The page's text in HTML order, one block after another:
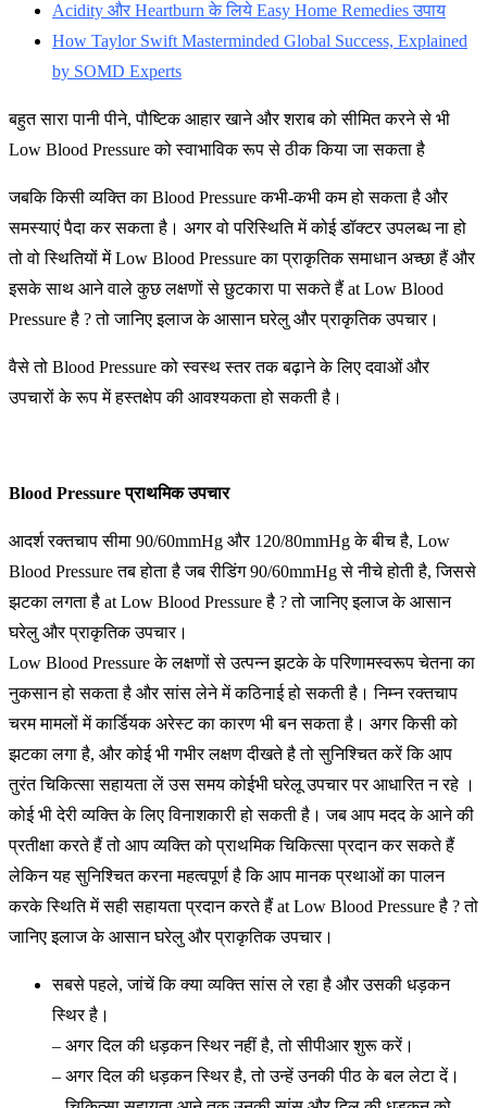
Acidity और Heartburn के लिये Easy Home Remedies उपाय
How Taylor Swift Masterminded Global Success, Explained
by SOMD Experts
बहुत सारा पानी पीने, पौष्टिक आहार खाने और शराब को सीमित करने से भी
Low Blood Pressure को स्वाभाविक रूप से ठीक किया जा सकता है
जबकि किसी व्यक्ति का Blood Pressure कभी-कभी कम हो सकता है और
समस्याएं पैदा कर सकता है। अगर वो परिस्थिति में कोई डॉक्टर उपलब्ध ना हो
तो वो स्थितियों में Low Blood Pressure का प्राकृतिक समाधान अच्छा हैं और
इसके साथ आने वाले कुछ लक्षणों से छुटकारा पा सकते हैं at Low Blood
Pressure है ? तो जानिए इलाज के आसान घरेलु और प्राकृतिक उपचार।
वैसे तो Blood Pressure को स्वस्थ स्तर तक बढ़ाने के लिए दवाओं और
उपचारों के रूप में हस्तक्षेप की आवश्यकता हो सकती है।
Blood Pressureप्राथमिक उपचार
आदर्श रक्तचाप सीमा 90/60mmHg और 120/80mmHg के बीच है, Low
Blood Pressure तब होता है जब रीडिंग 90/60mmHg से नीचे होती है, जिससे
झटका लगता है at Low Blood Pressure है ? तो जानिए इलाज के आसान
घरेलु और प्राकृतिक उपचार।
Low Blood Pressure के लक्षणों से उत्पन्न झटके के परिणामस्वरूप चेतना का
नुकसान हो सकता है और सांस लेने में कठिनाई हो सकती है। निम्न रक्तचाप
चरम मामलों में कार्डियक अरेस्ट का कारण भी बन सकता है। अगर किसी को
झटका लगा है, और कोई भी गभीर लक्षण दीखते है तो सुनिश्चित करें कि आप
तुरंत चिकित्सा सहायता लें उस समय कोईभी घरेलू उपचार पर आधारित न रहे ।
कोई भी देरी व्यक्ति के लिए विनाशकारी हो सकती है। जब आप मदद के आने की
प्रतीक्षा करते हैं तो आप व्यक्ति को प्राथमिक चिकित्सा प्रदान कर सकते हैं
लेकिन यह सुनिश्चित करना महत्वपूर्ण है कि आप मानक प्रथाओं का पालन
करके स्थिति में सही सहायता प्रदान करते हैं at Low Blood Pressure है ? तो
जानिए इलाज के आसान घरेलु और प्राकृतिक उपचार।
सबसे पहले, जांचें कि क्या व्यक्ति सांस ले रहा है और उसकी धड़कन
स्थिर है।
– अगर दिल की धड़कन स्थिर नहीं है, तो सीपीआर शुरू करें।
– अगर दिल की धड़कन स्थिर है, तो उन्हें उनकी पीठ के बल लेटा दें।